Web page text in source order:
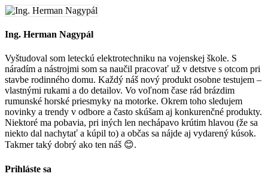
Ing. Herman Nagypál
Vyštudoval som leteckú elektrotechniku na vojenskej škole. S
náradím a nástrojmi som sa naučil pracovať už v detstve s otcom pri
stavbe rodinného domu. Každý náš nový produkt osobne testujem –
vlastnými rukami a do detailov. Vo voľnom čase rád brázdim
rumunské horské priesmyky na motorke. Okrem toho sledujem
novinky a trendy v odbore a často skúšam aj konkurenčné produkty.
Niektoré ma pobavia, pri iných len nechápavo krútim hlavou (že sa
niekto dal nachytať a kúpil to) a občas sa nájde aj vydarený kúsok.
Takmer taký dobrý ako ten náš 😊.
Prihláste sa